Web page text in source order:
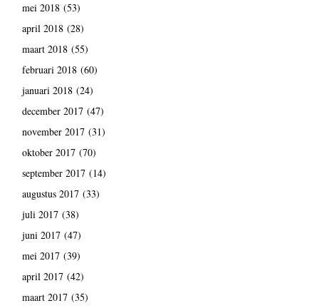
mei 2018(53)
april 2018(28)
maart 2018(55)
februari 2018(60)
januari 2018(24)
december 2017(47)
november 2017(31)
oktober 2017(70)
september 2017(14)
augustus 2017(33)
juli 2017(38)
juni 2017(47)
mei 2017(39)
april 2017(42)
maart 2017(35)